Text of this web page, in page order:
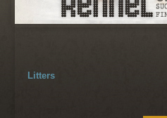
Litters